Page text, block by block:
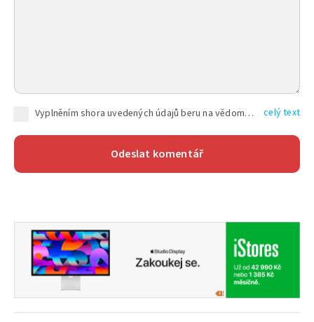
Vyplněním shora uvedených údajů beru na vědomí, že společnost TEXT FACTORY s.r.o., sídlem Brno, Durďákova 336/29, Černá Pole, PSČ: 613 00, IČ: 06157831, zapsané u Krajského soudu v Brně, oddíl C, vložka 100399, bude zpracovávat mé osobní údaje uvedené v rámci mnou vyplněného registračního formuláře na základě oprávněných zájmů TEXT FACTORY s.r.o. dle čl. 6 odst. 1 písm. f) GDPR a pro splnění právních povinností (čl. 6 odst. 1 písm. c) GDPR), a to pro tyto účely: nezbytnost zajistit oprávnění návštěvníka webových stránek provozovaných společností TEXT FACTORY s.r.o. přispívat aktivně ke zveřejněným článkům nebo v rámci diskusních fór a výkon práv TEXT FACTORY s.r.o. jako administrátora těchto diskusních fór. Více informací o zpracování osobních údajů a právech lze nalézt v celý text